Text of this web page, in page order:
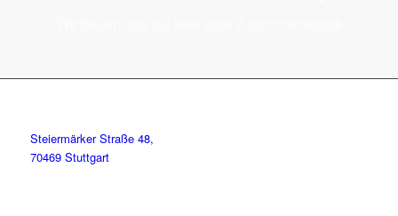
Steiermärker Straße 48,
70469 Stuttgart